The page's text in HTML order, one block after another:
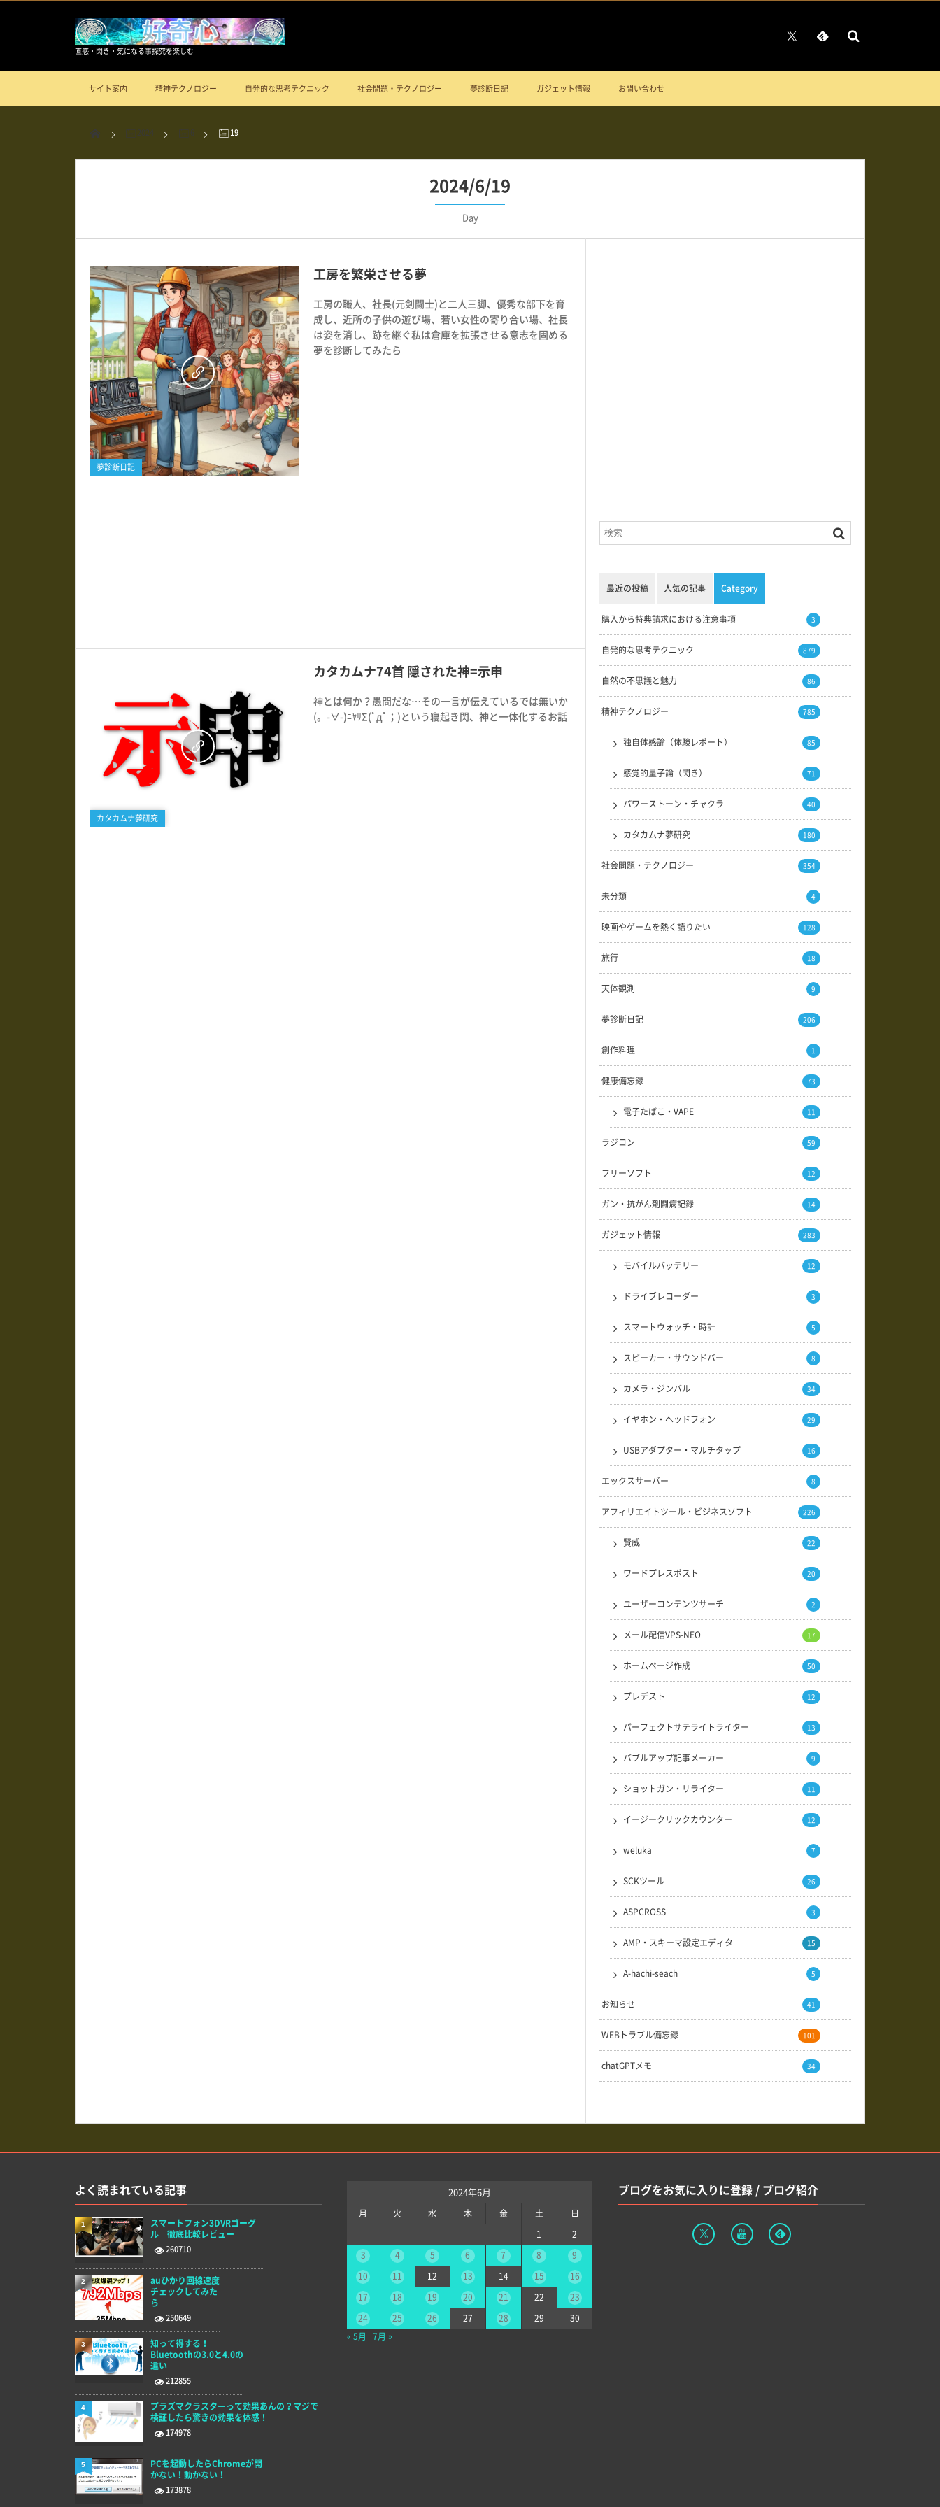
直感・閃き・気になる事探究を楽しむ
サイト案内 精神テクノロジー 自発的な思考テクニック 社会問題・テクノロジー 夢診断日記 ガジェット情報 お問い合わせ
2024 6 19
2024/6/19
Day
夢診断日記
0
工房を繁栄させる夢
工房の職人、社長(元剣闘士)と二人三脚、優秀な部下を育
成し、近所の子供の遊び場、若い女性の寄り合い場、社長
は姿を消し、跡を継ぐ私は倉庫を拡張させる意志を固める
夢を診断してみたら
カタカムナ夢研究
0
カタカムナ74首 隠された神=示申
神とは何か？愚問だな…その一言が伝えているでは無いか
(。-∀-)ﾆﾔﾘΣ(ﾟдﾟ；)という寝起き閃、神と一体化するお話
最近の投稿 人気の記事 Category
購入から特典請求における注意事項 3
自発的な思考テクニック 879
自然の不思議と魅力 86
精神テクノロジー 785
独自体感論（体験レポート） 85
感覚的量子論（閃き） 71
パワーストーン・チャクラ 40
カタカムナ夢研究 180
社会問題・テクノロジー 354
未分類 4
映画やゲームを熱く語りたい 128
旅行 18
天体観測 9
夢診断日記 206
創作料理 1
健康備忘録 73
電子たばこ・VAPE 11
ラジコン 59
フリーソフト 12
ガン・抗がん剤闘病記録 14
ガジェット情報 283
モバイルバッテリー 12
ドライブレコーダー 3
スマートウォッチ・時計 5
スピーカー・サウンドバー 8
カメラ・ジンバル 34
イヤホン・ヘッドフォン 29
USBアダプター・マルチタップ 16
エックスサーバー 8
アフィリエイトツール・ビジネスソフト 226
賢威 22
ワードプレスポスト 20
ユーザーコンテンツサーチ 2
メール配信VPS-NEO 17
ホームページ作成 50
プレデスト 12
パーフェクトサテライトライター 13
バブルアップ記事メーカー 9
ショットガン・リライター 11
イージークリックカウンター 12
weluka 7
SCKツール 26
ASPCROSS 3
AMP・スキーマ設定エディタ 15
A-hachi-seach 5
お知らせ 41
WEBトラブル備忘録 101
chatGPTメモ 34
よく読まれている記事
スマートフォン3DVRゴーグ
ル 徹底比較レビュー
260710
1
auひかり回線速度
チェックしてみた
ら
250649
2
知って得する！
Bluetoothの3.0と4.0の
違い
212855
3
プラズマクラスターって効果あんの？マジで
検証したら驚きの効果を体感！
174978
4
PCを起動したらChromeが開
かない！動かない！
173878
5
2024年6月
月 火 水 木 金 土
日
1
2
3
4 5 6 7 8
9
10
11 12 13 14 15
16
17
18 19 20 21 22
23
24
25 26 27 28 29
30
« 5月
7月 »
ブログをお気に入りに登録 / ブログ紹介